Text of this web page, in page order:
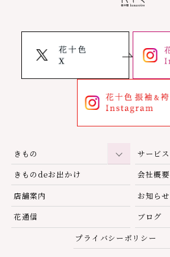
きもの
サービス
きものdeお出かけ
会社概要
店舗案内
お知らせ
花通信
ブログ
プライバシーポリシー